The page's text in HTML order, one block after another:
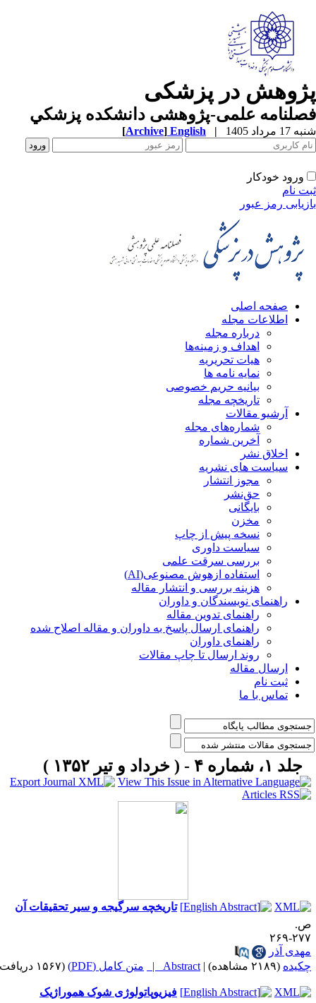
در پزشکی
علمی-پژوهشی دانشکده پزشکي
مرداد 1405 |
English
[Archive]
ورود خودکار
نام
رمز عبور
صفحه اصلی
اطلاعات مجله
درباره مجله
اهداف و زمینه‌ها
هیات تحریریه
نمایه نامه ها
بیانیه حریم خصوصی
تاریخچه مجله
آرشیو مقالات
شماره‌های مجله
آخرین شماره
اخلاق نشر
سیاست های نشریه
مجوز انتشار
حق‌نشر
بایگانی
مخزن
نسخه پیش از چاپ
سیاست داوری
بررسی سرقت علمی
استفاده ازهوش مصنوعی(AI)
هزینه بررسی و انتشار مقاله
راهنمای نویسندگان و داوران
راهنمای تدوین مقاله
راهنمای ارسال پاسخ به داوران و مقاله اصلاح شده
راهنمای داوران
روند ارسال تا چاپ مقالات
ارسال مقاله
ثبت نام
تماس با ما
جلد ۱، شماره ۴ - ( خرداد و تیر ۱۳۵۲ )
تاریخچه سرگیجه و سیر تحقیقات آن
۲۶۹
آذر
(۲۱۸۹ مشاهده) |
Abstract | متن کامل (PDF) (۱۵۶۷ دریافت)
فیزیوپاتولوژی شوک هموراژیک